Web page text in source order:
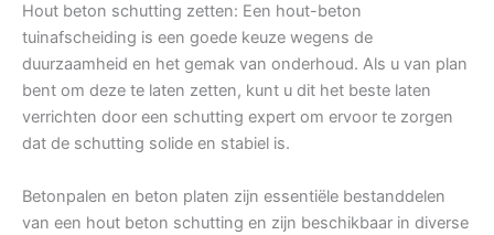
Hout beton schutting zetten: Een hout-beton
tuinafscheiding is een goede keuze wegens de
duurzaamheid en het gemak van onderhoud. Als u van plan
bent om deze te laten zetten, kunt u dit het beste laten
verrichten door een schutting expert om ervoor te zorgen
dat de schutting solide en stabiel is.
Betonpalen en beton platen zijn essentiële bestanddelen
van een hout beton schutting en zijn beschikbaar in diverse